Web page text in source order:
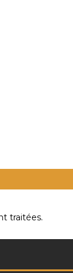
traitées.